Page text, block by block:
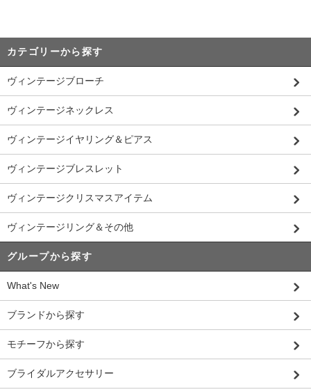
カテゴリーから探す
ヴィンテージブローチ
ヴィンテージネックレス
ヴィンテージイヤリング＆ピアス
ヴィンテージブレスレット
ヴィンテージクリスマスアイテム
ヴィンテージリング＆その他
グループから探す
What's New
ブランドから探す
モチーフから探す
ブライダルアクセサリー